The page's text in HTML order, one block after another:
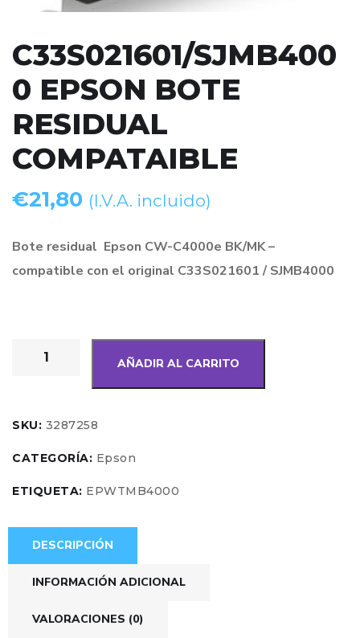
C33S021601/SJMB400
0 EPSON BOTE
RESIDUAL
COMPATAIBLE
€21,80 (I.V.A. incluido)
Bote residual Epson CW-C4000e BK/MK –
compatible con el original C33S021601 / SJMB4000
AÑADIR AL CARRITO
SKU: 3287258
CATEGORÍA: Epson
ETIQUETA: EPWTMB4000
DESCRIPCIÓN
INFORMACIÓN ADICIONAL
VALORACIONES (0)